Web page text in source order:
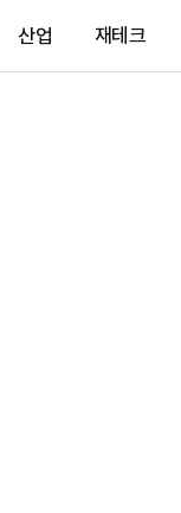
산업 재테크